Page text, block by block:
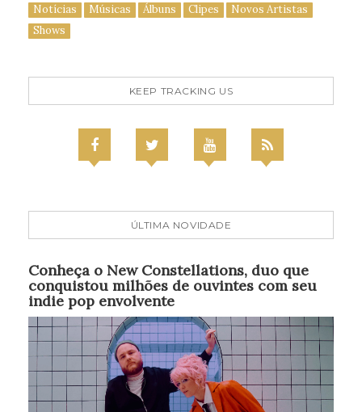
Notícias Músicas Álbuns Clipes
Novos Artistas
Shows
KEEP TRACKING US
ÚLTIMA NOVIDADE
Conheça o New Constellations, duo que
conquistou milhões de ouvintes com seu
indie pop envolvente